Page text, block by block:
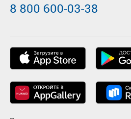
8 800 600-03-38